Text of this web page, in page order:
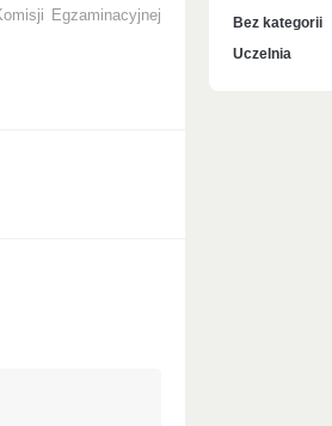
Egzaminacyjnej
Bez kategorii
Uczelnia